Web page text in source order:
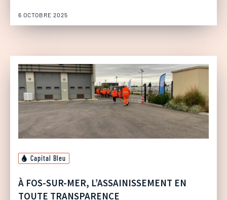
6 OCTOBRE 2025
Capital Bleu
À FOS-SUR-MER, L’ASSAINISSEMENT EN
TOUTE TRANSPARENCE